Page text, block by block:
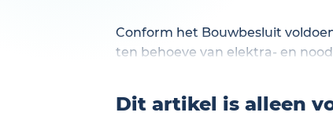
Conform het Bouwbesluit
ten behoeve van elektra- en
Dit artikel is alleen